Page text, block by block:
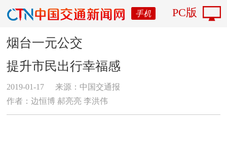
手机 PC版
烟台一元公交
提升市民出行幸福感
2019-01-17
来源：中国交通报
作者：边恒博 郝亮亮 李洪伟